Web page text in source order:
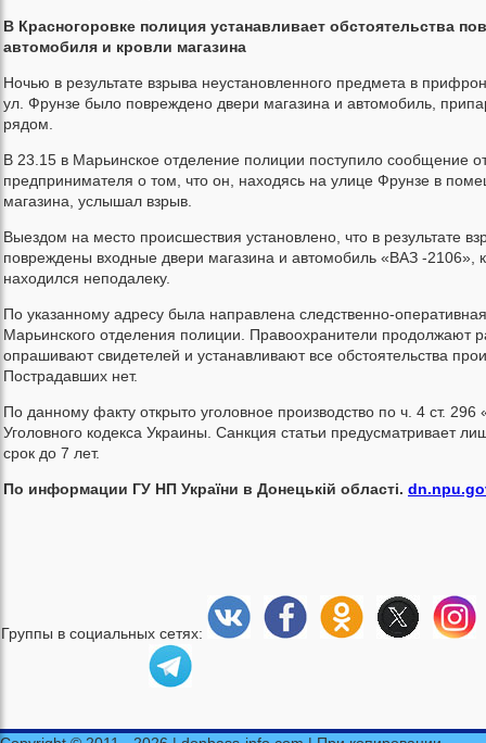
В Красногоровке полиция устанавливает обстоятельства
автомобиля и кровли магазина
Ночью в результате взрыва неустановленного предмета в
ул. Фрунзе было повреждено двери магазина и автомобиль,
рядом.
В 23.15 в Марьинское отделение полиции поступило сообщение
предпринимателя о том, что он, находясь на улице Фрунзе в
магазина, услышал взрыв.
Выездом на место происшествия установлено, что в результате
повреждены входные двери магазина и автомобиль «ВАЗ -2106»,
находился неподалеку.
По указанному адресу была направлена следственно-
Марьинского отделения полиции. Правоохранители продолжают
опрашивают свидетелей и устанавливают все обстоятельства
Пострадавших нет.
По данному факту открыто уголовное производство по ч. 4 ст. 296
Уголовного кодекса Украины. Санкция статьи предусматривает
срок до 7 лет.
По информации ГУ НП України в Донецькій області.
Группы в социальных сетях: